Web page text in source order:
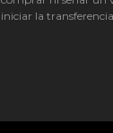
iniciar la transferencia.